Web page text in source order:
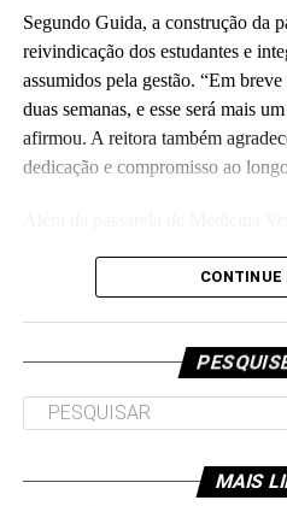
Leia Mais: UFAC
Segundo Guida, a construção da
reivindicação dos estudantes e
assumidos pela gestão. “Em
duas semanas, e esse será mais
afirmou. A reitora também
dedicação e compromisso ao
e deve ser entregue em breve.
CONTINUE
MAIS